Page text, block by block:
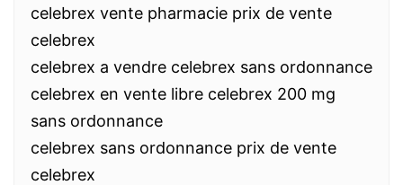
celebrex vente pharmacie prix de vente
celebrex
celebrex a vendre celebrex sans ordonnance
celebrex en vente libre celebrex 200 mg
sans ordonnance
celebrex sans ordonnance prix de vente
celebrex